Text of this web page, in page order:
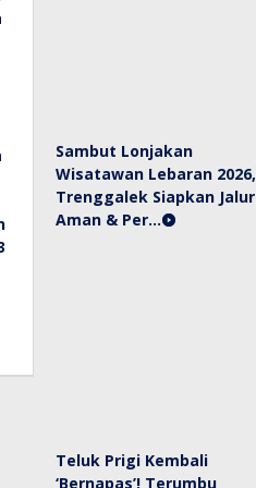
Sambut Lonjakan
Wisatawan Lebaran 2026,
Trenggalek Siapkan Jalur
Aman & Per…
Teluk Prigi Kembali
‘Bernapas’! Terumbu